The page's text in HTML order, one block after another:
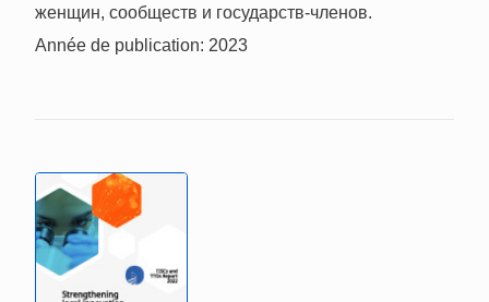
женщин, сообществ и государств-членов.
Année de publication: 2023